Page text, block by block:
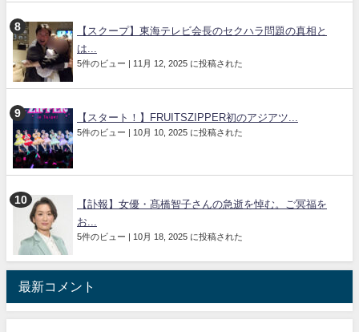
【スクープ】東海テレビ会長のセクハラ問題の真相と
は...
5件のビュー | 11月 12, 2025 に投稿された
【スタート！】FRUITSZIPPER初のアジアツ...
5件のビュー | 10月 10, 2025 に投稿された
【訃報】女優・髙橋智子さんの急逝を悼む。ご冥福を
お...
5件のビュー | 10月 18, 2025 に投稿された
最新コメント